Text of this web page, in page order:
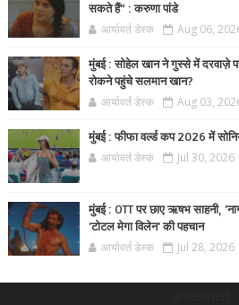
सकते हैं” : करुणा पांडे
आर्यावर्त डेस्क Aug 06,
मुंबई : सोहेल खान ने गुस्से में दरवाज़े
रोकने पहुंचे सलमान खान?
आर्यावर्त डेस्क Aug 03,
मुंबई : फीफा वर्ल्ड कप 2026 में
आर्यावर्त डेस्क Jul 30, 2026
मुंबई : OTT पर छाए ऋषभ साहनी,
'टोटल मेगा विलेन' की पहचान
आर्यावर्त डेस्क Jul 28, 2026